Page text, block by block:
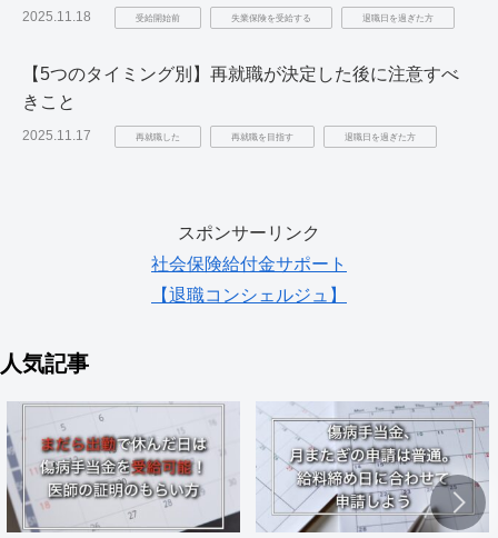
2025.11.18 受給開始前 失業保険を受給する 退職日を過ぎた方
【5つのタイミング別】再就職が決定した後に注意すべ
きこと
2025.11.17 再就職した 再就職を目指す 退職日を過ぎた方
スポンサーリンク
社会保険給付金サポート
【退職コンシェルジュ】
人気記事